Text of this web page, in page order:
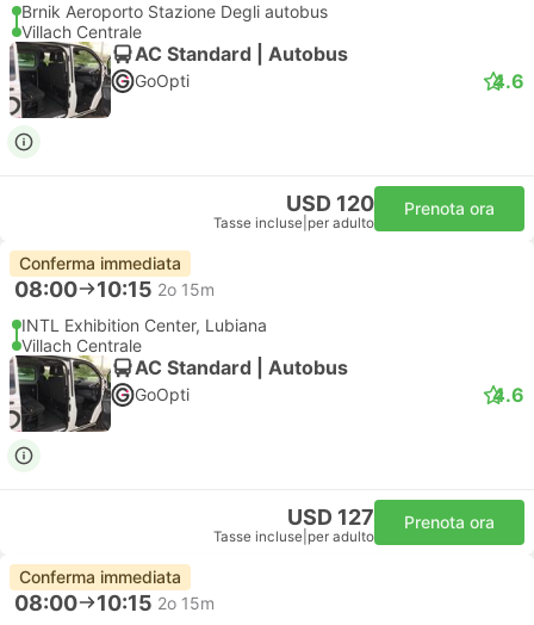
Brnik Aeroporto Stazione Degli autobus
Villach Centrale
AC Standard | Autobus
GoOpti 4.6
USD 120
Tasse incluse per adulto
Prenota ora
Conferma immediata
08:00 10:15 2o 15m
INTL Exhibition Center, Lubiana
Villach Centrale
AC Standard | Autobus
GoOpti 4.6
USD 127
Tasse incluse per adulto
Prenota ora
Conferma immediata
08:00 10:15 2o 15m